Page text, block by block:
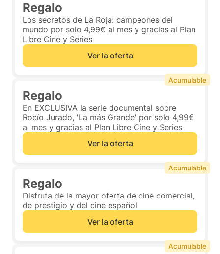
Regalo
Los secretos de La Roja: campeones del
mundo por solo 4,99€ al mes y gracias al Plan
Libre Cine y Series
Ver la oferta
Regalo
En EXCLUSIVA la serie documental sobre
Rocío Jurado, 'La más Grande' por solo 4,99€
al mes y gracias al Plan Libre Cine y Series
Ver la oferta
Acumulable
Regalo
Disfruta de la mayor oferta de cine comercial,
de prestigio y del cine español
Ver la oferta
Acumulable
Acumulable